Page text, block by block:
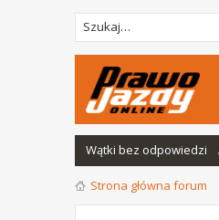
Wątki bez odpowiedzi
Strona główna forum